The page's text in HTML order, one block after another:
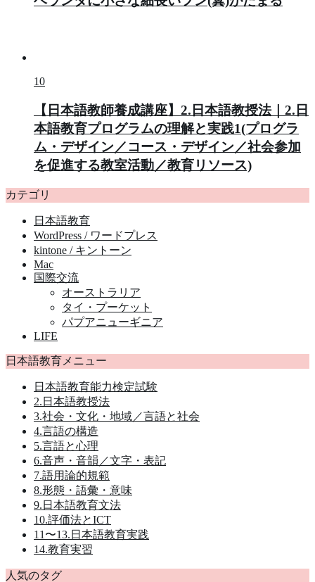
10
【日本語教師養成講座】2.日本語教授法｜2.日
本語教育プログラムの理解と実践1(プログラ
ム・デザイン／コース・デザイン／社会参加
を促進する教室活動／教育リソース)
カテゴリ
日本語教育
WordPress / ワードプレス
kintone / キントーン
Mac
国際交流
オーストラリア
タイ・プーケット
パプアニューギニア
LIFE
日本語教育メニュー
日本語教育能力検定試験
2.日本語教授法
3.社会・文化・地域／言語と社会
4.言語の構造
5.言語と心理
6.音声・音韻／文字・表記
7.語用論的規範
8.形態・語彙・意味
9.日本語教育文法
10.評価法とICT
11〜13.日本語教育実践
14.教育実習
人気のタグ